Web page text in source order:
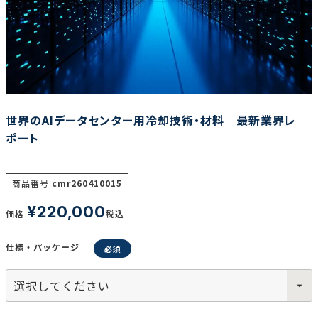
カテゴリで選ぶ
調査の種類で選ぶ
リセット
世界のAIデータセンター用冷却技術・材料 最新業界レ
ポート
商品番号 cmr260410015
価格 ¥220,000税込
仕様・パッケージ